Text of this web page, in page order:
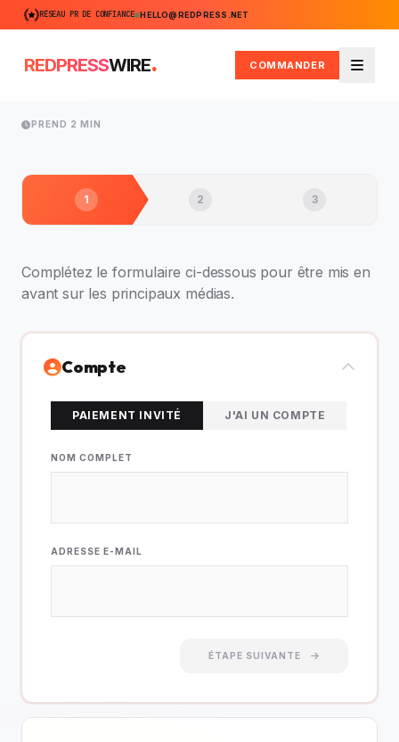
RÉSEAU PR DE CONFIANCE HELLO@REDPRESS.NET
REDPRESSWIRE. COMMANDER
Menu
PREND 2 MIN
1 2 3
Complétez le formulaire ci-dessous pour être mis en
avant sur les principaux médias.
Compte
PAIEMENT INVITÉ J'AI UN COMPTE
NOM COMPLET
ADRESSE E-MAIL
ÉTAPE SUIVANTE